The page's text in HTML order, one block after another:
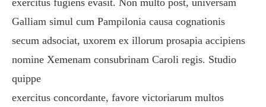
exercitus fugiens evasit. Non multo post, universam
Galliam simul cum Pampilonia causa cognationis
secum adsociat, uxorem ex illorum prosapia accipiens
nomine Xemenam consubrinam Caroli regis. Studio
quippe
exercitus concordante, favore victoriarum multos